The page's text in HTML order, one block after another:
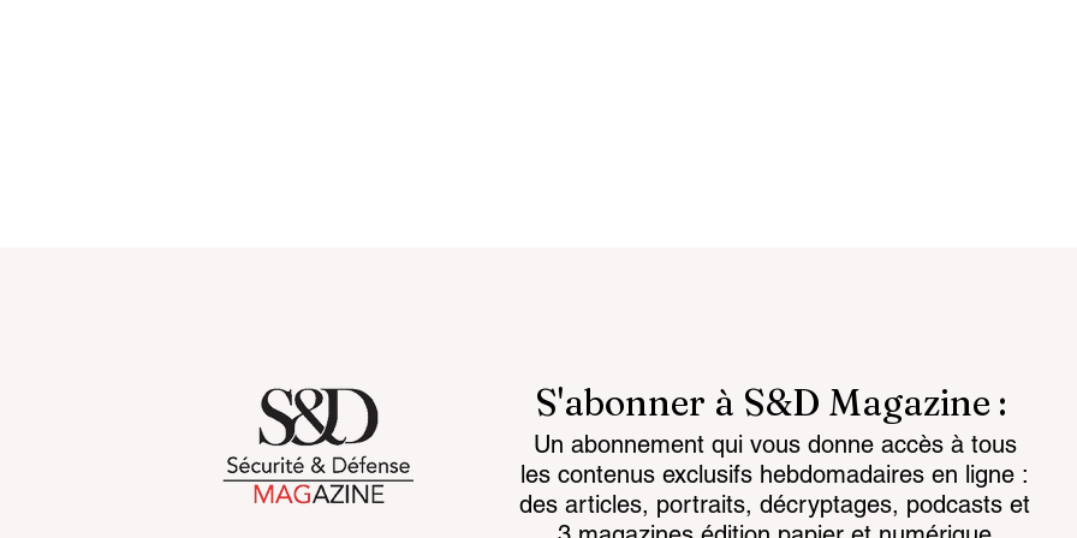
When more data makes
war harder to read
Vidéo intelligente :
l’éthique comme condition
de la confiance
La science prend la
cognitive à bras le corps
S'abonner à S&D Magazine :
Un abonnement qui vous donne accès à tous
les contenus exclusifs hebdomadaires en ligne :
des articles, portraits, décryptages, podcasts et